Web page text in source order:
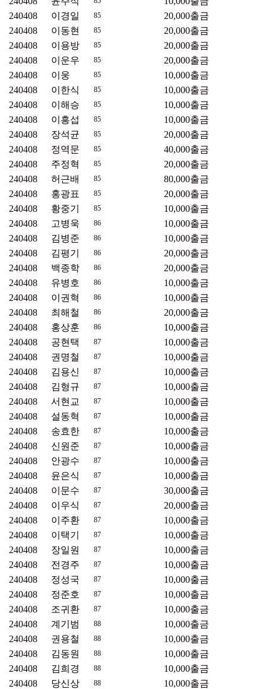
240408
이경일 85 20,000출금
240408
이동현 85 20,000출금
240408
이용방 85 20,000출금
240408
이운우 85 20,000출금
240408
이웅 85 10,000출금
240408
이한식 85 10,000출금
240408
이해승 85 10,000출금
240408
이흥섭 85 10,000출금
240408
장석균 85 20,000출금
240408
정역문 85 40,000출금
240408
주정혁 85 20,000출금
240408
허근배 85 80,000출금
240408
홍광표 85 20,000출금
240408
황중기 85 10,000출금
240408
고병욱 86 10,000출금
240408
김병준 86 10,000출금
240408
김평기 86 20,000출금
240408
백종학 86 20,000출금
240408
유병호 86 10,000출금
240408
이권혁 86 10,000출금
240408
최해철 86 20,000출금
240408
홍상훈 86 10,000출금
240408
공현택 87 10,000출금
240408
권명철 87 10,000출금
240408
김용신 87 10,000출금
240408
김형규 87 10,000출금
240408
서현교 87 10,000출금
240408
설동혁 87 10,000출금
240408
송효한 87 10,000출금
240408
신원준 87 10,000출금
240408
안광수 87 10,000출금
240408
윤은식 87 10,000출금
240408
이문수 87 30,000출금
240408
이우식 87 20,000출금
240408
이주환 87 10,000출금
240408
이택기 87 10,000출금
240408
장일원 87 10,000출금
240408
전경주 87 10,000출금
240408
정성국 87 10,000출금
240408
정준호 87 10,000출금
240408
조귀환 87 10,000출금
240408
계기범 88 10,000출금
240408
권용철 88 10,000출금
240408
김동원 88 10,000출금
240408
김희경 88 10,000출금
240408
당신상 88 10,000출금